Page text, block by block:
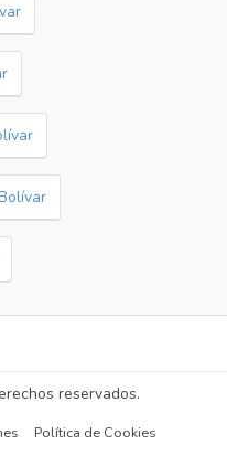
reservados.
Política de Cookies